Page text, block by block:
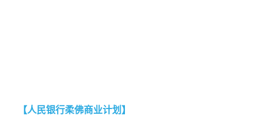
【人民银行柔佛商业计划】